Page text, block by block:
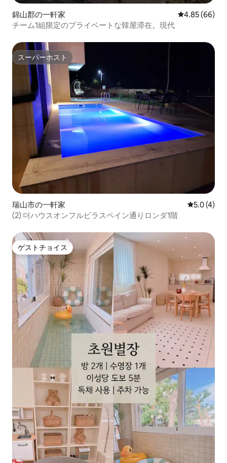
錦山郡の一軒家 レビュー66
4.85 (66)
チーム1組限定のプライベートな韓屋滞在。現代
スーパーホスト
スーパーホスト
瑞山市の一軒家 レビュー4
5.0 (4)
(2) 더ハウスオンフルビラスペイン通りロンダ1階
ゲストチョイス
ゲストチョイス